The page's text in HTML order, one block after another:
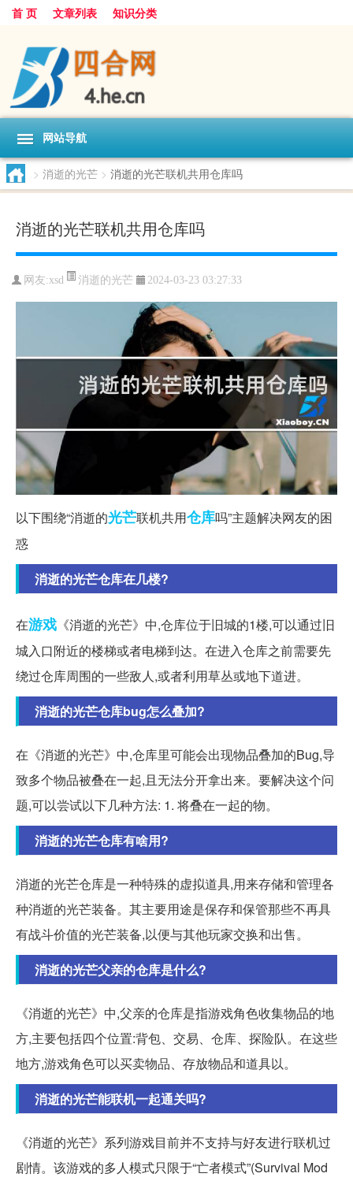
首 页 文章列表 知识分类
网站导航
> 消逝的光芒 > 消逝的光芒联机共用仓库吗
消逝的光芒联机共用仓库吗
网友:xsd 消逝的光芒 2024-03-23 03:27:33
以下围绕“消逝的光芒联机共用仓库吗”主题解决网友的困
惑
消逝的光芒仓库在几楼?
在游戏 《消逝的光芒》中,仓库位于旧城的1楼,可以通过旧
城入口附近的楼梯或者电梯到达。在进入仓库之前需要先
绕过仓库周围的一些敌人,或者利用草丛或地下道进。
消逝的光芒仓库bug怎么叠加?
在《消逝的光芒》中,仓库里可能会出现物品叠加的Bug,导
致多个物品被叠在一起,且无法分开拿出来。要解决这个问
题,可以尝试以下几种方法: 1. 将叠在一起的物。
消逝的光芒仓库有啥用?
消逝的光芒仓库是一种特殊的虚拟道具,用来存储和管理各
种消逝的光芒装备。其主要用途是保存和保管那些不再具
有战斗价值的光芒装备,以便与其他玩家交换和出售。
消逝的光芒父亲的仓库是什么?
《消逝的光芒》中,父亲的仓库是指游戏角色收集物品的地
方,主要包括四个位置:背包、交易、仓库、探险队。在这些
地方,游戏角色可以买卖物品、存放物品和道具以。
消逝的光芒能联机一起通关吗?
《消逝的光芒》系列游戏目前并不支持与好友进行联机过
剧情。该游戏的多人模式只限于“亡者模式”(Survival Mod